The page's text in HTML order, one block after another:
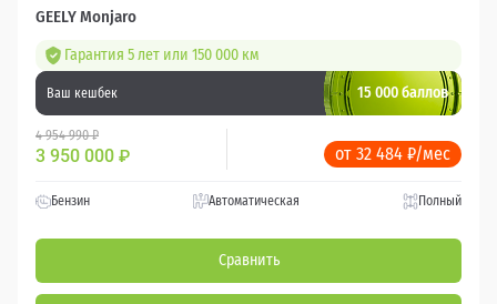
GEELY Monjaro
Гарантия 5 лет или 150 000 км
Ваш кешбек 15 000 баллов
4 954 990 ₽
3 950 000 ₽ от 32 484 ₽/мес
Бензин Автоматическая Полный
Сравнить